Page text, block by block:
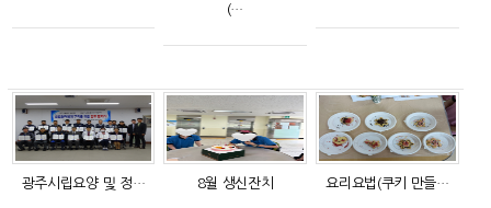
(…
광주시립요양 및 정… 8월 생신잔치 요리요법(쿠키 만들…